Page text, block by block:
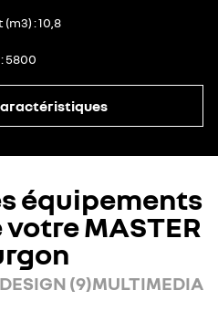
(m3) 10,8
5800
équipements
MASTER
DESIGN (9)MULTIMEDIA